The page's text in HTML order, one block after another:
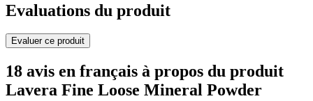
Evaluations du produit
Evaluer ce produit
18 avis en français à propos du produit
Lavera Fine Loose Mineral Powder